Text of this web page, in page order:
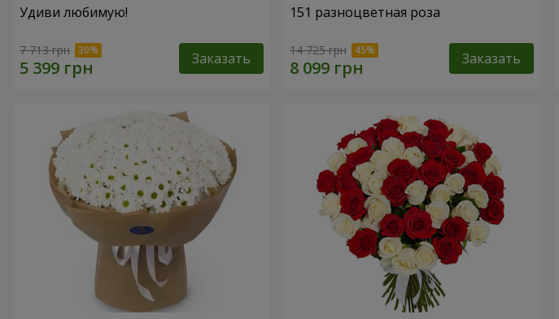
Удиви любимую!
7 713 грн Заказать
151 разноцветная роза
14 725 грн Заказать